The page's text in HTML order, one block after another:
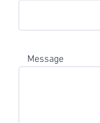
Message